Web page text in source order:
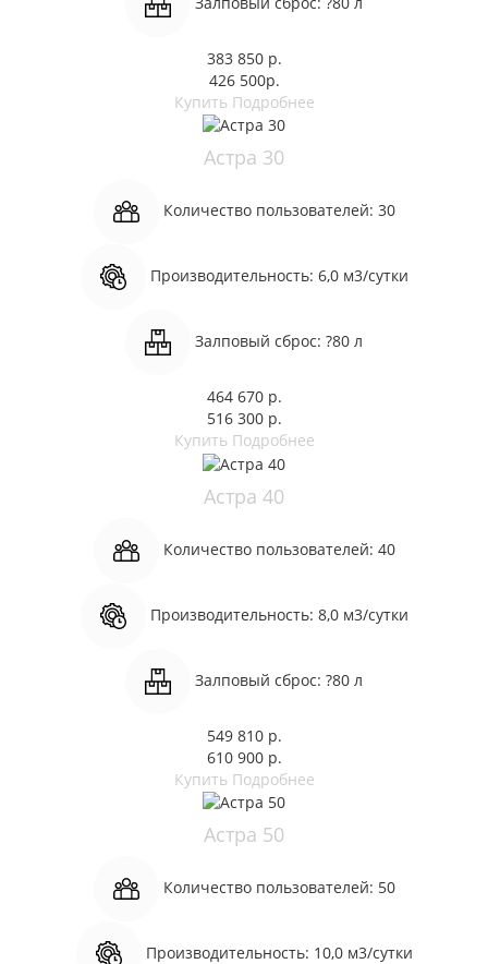
383 850 р.
426 500р.
Купить Подробнее
Астра 30
Количество пользователей: 30
Производительность: 6,0 м3/сутки
Залповый сброс: ?80 л
464 670 р.
516 300 р.
Купить Подробнее
Астра 40
Количество пользователей: 40
Производительность: 8,0 м3/сутки
Залповый сброс: ?80 л
549 810 р.
610 900 р.
Купить Подробнее
Астра 50
Количество пользователей: 50
Производительность: 10,0 м3/сутки